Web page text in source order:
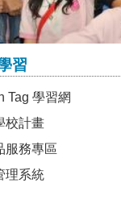
部落格
頻道